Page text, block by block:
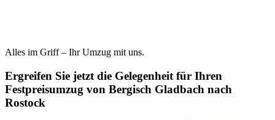
Alles im Griff – Ihr Umzug mit uns.
Ergreifen Sie jetzt die Gelegenheit für Ihren
Festpreisumzug von Bergisch Gladbach nach
Rostock